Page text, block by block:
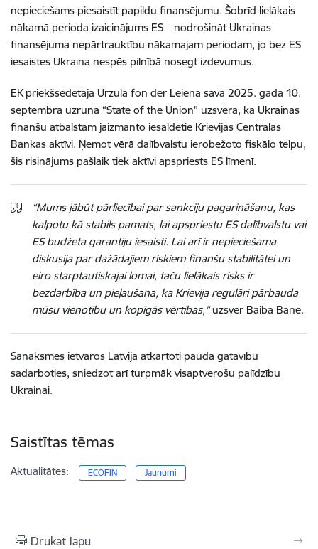
nepieciešams piesaistīt papildu finansējumu. Šobrīd lielākais
nākamā perioda izaicinājums ES – nodrošināt Ukrainas
finansējuma nepārtrauktību nākamajam periodam, jo bez ES
iesaistes Ukraina nespēs pilnībā nosegt izdevumus.
EK priekšsēdētāja Urzula fon der Leiena savā 2025. gada 10.
septembra uzrunā “State of the Union” uzsvēra, ka Ukrainas
finanšu atbalstam jāizmanto iesaldētie Krievijas Centrālās
Bankas aktīvi. Ņemot vērā dalībvalstu ierobežoto fiskālo telpu,
šis risinājums pašlaik tiek aktīvi apspriests ES līmenī.
“Mums jābūt pārliecībai par sankciju pagarināšanu, kas
kalpotu kā stabils pamats, lai apspriestu ES dalībvalstu vai
ES budžeta garantiju iesaisti. Lai arī ir nepieciešama
diskusija par dažādajiem riskiem finanšu stabilitātei un
eiro starptautiskajai lomai, taču lielākais risks ir
bezdarbība un pieļaušana, ka Krievija regulāri pārbauda
mūsu vienotību un kopīgās vērtības,”uzsver Baiba Bāne.
Sanāksmes ietvaros Latvija atkārtoti pauda gatavību
sadarboties, sniedzot arī turpmāk visaptverošu palīdzību
Ukrainai.
Saistītas tēmas
Aktualitātes: ECOFIN Jaunumi
Drukāt lapu